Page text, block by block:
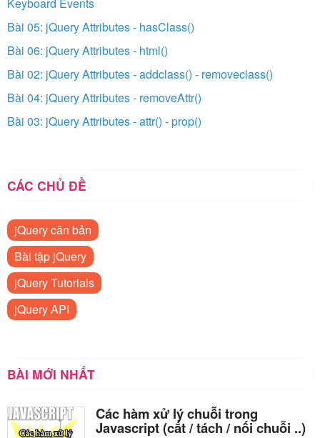
Bài 05: jQuery Attributes - hasClass()
Bài 06: jQuery Attributes - html()
Bài 02: jQuery Attributes - addclass() - removeclass()
Bài 04: jQuery Attributes - removeAttr()
Bài 03: jQuery Attributes - attr() - prop()
CÁC CHỦ ĐỀ
jQuery căn bản
Bài tập jQuery
jQuery Tutorials
jQuery API
BÀI MỚI NHẤT
Các hàm xử lý chuỗi trong
Javascript (cắt / tách / nối chuỗi ..)